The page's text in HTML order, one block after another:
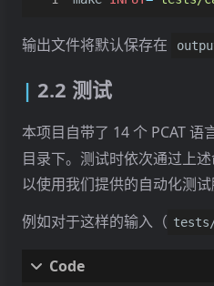
输出文件将默认保存在
2.2 测试
本项目自带了 14 个 PCAT 语
目录下。测试时依次通过上
以使用我们提供的自动化测
例如对于这样的输入（